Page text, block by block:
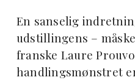
En sanselig
udstillingens –
franske Laure
handlingsmønstret